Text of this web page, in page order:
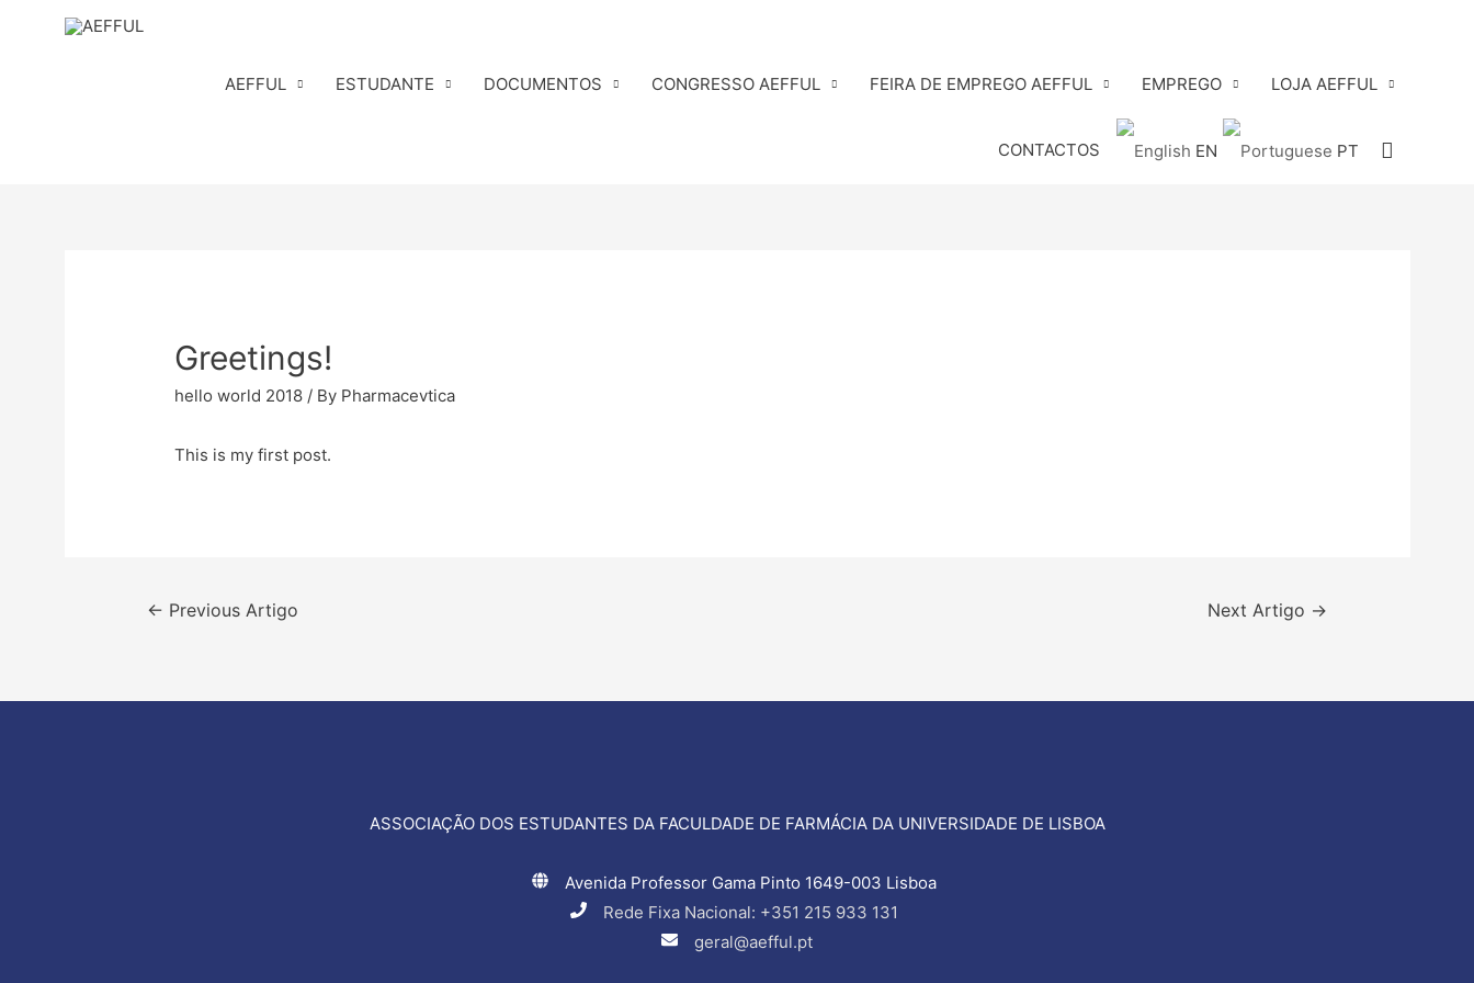
AEFFUL ESTUDANTE DOCUMENTOS CONGRESSO AEFFUL FEIRA DE EMPREGO AEFFUL EMPREGO LOJA AEFFUL
CONTACTOS EN PT Search
Greetings!
hello world 2018/ By Pharmacevtica
This is my first post.
Navegação
← Previous Artigo Next Artigo →
ASSOCIAÇÃO DOS ESTUDANTES DA FACULDADE DE FARMÁCIA DA UNIVERSIDADE DE LISBOA
Avenida Professor Gama Pinto 1649-003 Lisboa
Rede Fixa Nacional: +351 215 933 131
geral@aefful.pt